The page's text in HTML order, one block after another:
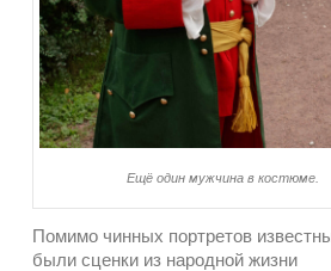
Ещё один мужчина в костюме.
Помимо чинных портретов
были сценки из народной жизни